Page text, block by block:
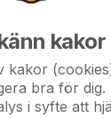
3 0
kakor
kakor
bra för dig.
i syfte att